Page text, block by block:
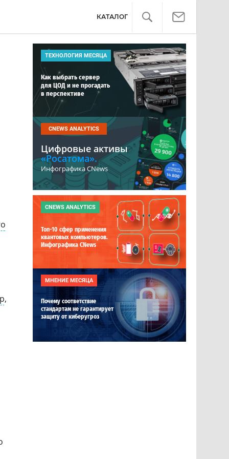
КАТАЛОГ
,
ТЕХНОЛОГИЯ МЕСЯЦА
Как выбрать сервер
для ЦОД и не прогадать
в перспективе
CNEWS ANALYTICS
Цифровые активы
«Росатома».
Инфографика CNews
CNEWS ANALYTICS
Топ-10 сфер применения
квантовых компьютеров.
Инфографика CNews
МНЕНИЕ МЕСЯЦА
Почему соответствие
стандартам не гарантирует
защиту от киберугроз